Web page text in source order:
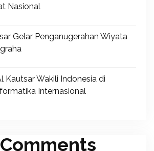
Nasional
Gelar Penganugerahan Wiyata
Kautsar Wakili Indonesia di
Internasional